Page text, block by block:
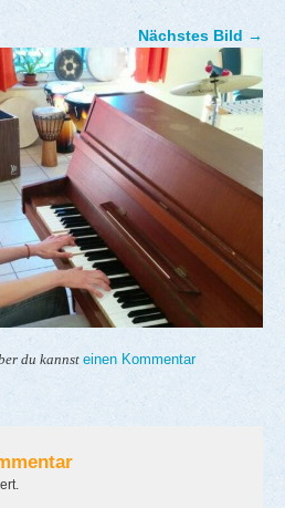
Nächstes Bild →
du kannst einen Kommentar